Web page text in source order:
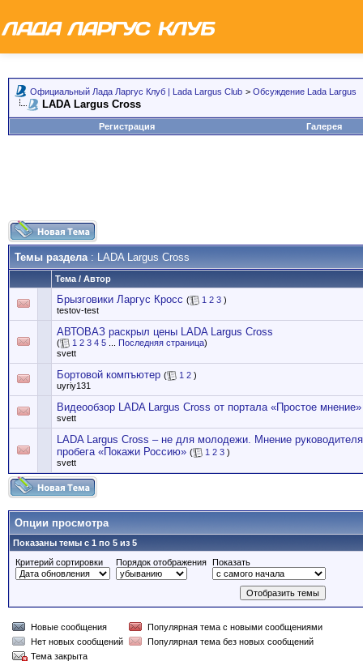
Официальный Лада Ларгус Клуб | Lada Largus Club > Обсуждение Lada Largus
LADA Largus Cross
Регистрация Галерея
Темы раздела: LADA Largus Cross
Тема / Автор
Брызговики Ларгус Кросс ( 1 2 3 )
testov-test
АВТОВАЗ раскрыл цены LADA Largus Cross
( 1 2 3 4 5 Последняя страница)
svett
Бортовой компъютер ( 1 2 )
uyriy131
Видеообзор LADA Largus Cross от портала «Простое мнение»
svett
LADA Largus Cross – не для молодежи. Мнение
пробега «Покажи Россию» ( 1 2 3 )
svett
Опции просмотра
Показаны темы с 1 по 5 из 5
Критерий сортировки
Порядок отображения Показать
Новые сообщения
Популярная тема с новыми сообщениями
Нет новых сообщений
Популярная тема без новых сообщений
Тема закрыта